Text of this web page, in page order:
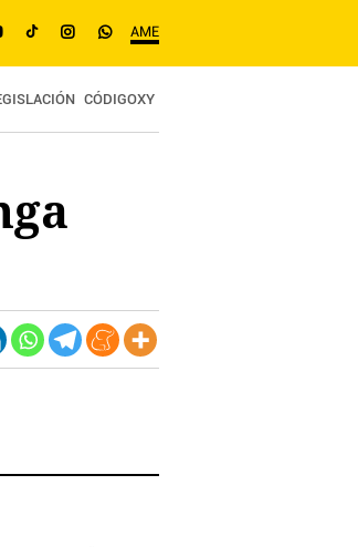
AME
CÓDIGOXY